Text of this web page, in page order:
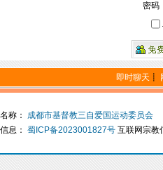
密码
即时聊天 ┋
称：
成都市基督教三自爱国运动委员会
息： 蜀ICP备2023001827号互联网宗教